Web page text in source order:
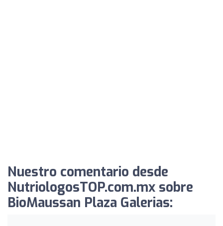
Nuestro comentario desde
NutriologosTOP.com.mx sobre
BioMaussan Plaza Galerias: